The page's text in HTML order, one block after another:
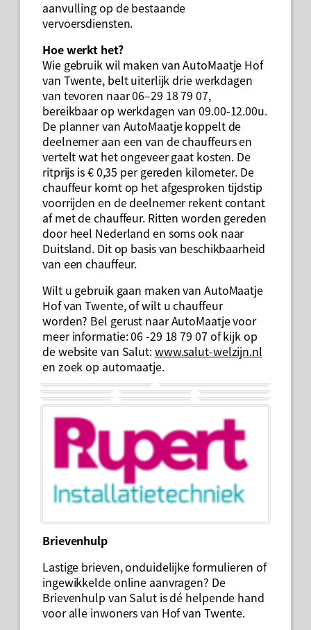
aanvulling op de bestaande
vervoersdiensten.
Hoe werkt het?
Wie gebruik wil maken van AutoMaatje Hof
van Twente, belt uiterlijk drie werkdagen
van tevoren naar 06–29 18 79 07,
bereikbaar op werkdagen van 09.00-12.00u.
De planner van AutoMaatje koppelt de
deelnemer aan een van de chauffeurs en
vertelt wat het ongeveer gaat kosten. De
ritprijs is € 0,35 per gereden kilometer. De
chauffeur komt op het afgesproken tijdstip
voorrijden en de deelnemer rekent contant
af met de chauffeur. Ritten worden gereden
door heel Nederland en soms ook naar
Duitsland. Dit op basis van beschikbaarheid
van een chauffeur.
Wilt u gebruik gaan maken van AutoMaatje
Hof van Twente, of wilt u chauffeur
worden? Bel gerust naar AutoMaatje voor
meer informatie: 06 -29 18 79 07 of kijk op
de website van Salut:www.salut-welzijn.nl
en zoek op automaatje.
Brievenhulp
Lastige brieven, onduidelijke formulieren of
ingewikkelde online aanvragen? De
Brievenhulp van Salut is dé helpende hand
voor alle inwoners van Hof van Twente.